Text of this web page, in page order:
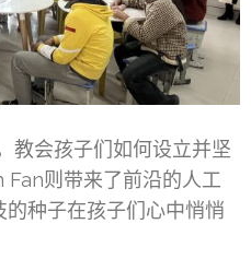
教会孩子们如何设立并坚
Fan则带来了前沿的人工
种子在孩子们心中悄悄